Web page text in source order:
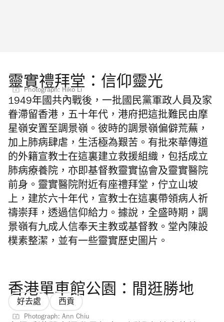
靈實禮拜堂：信仰靈光
Photograph: Hiko Li
1949年國共內戰後，一批國民黨軍政人員及家
眷滯留香港，五十年代，港府把這批難民由摩
星嶺安置至調景嶺。彼時的調景嶺偏僻荒蕪，
加上肺病肆虐，生活極為艱苦。有批來華傳道
的外籍宣教士在這裏建立救援組織，包括成立
肺病療養院，亦即基督教靈實協會及靈實醫院
前身。靈實醫院附近有座禮拜堂，佇立山坡
上，建於六十年代，宣教士在這裏帶領病人祈
禱崇拜，透過信仰給力。據說，全盛時期，調
景嶺有九成人信奉天主教或基督教。堂內陳設
樸素整潔，並有一些靈實歷史圖片。
香港單車館公園：閒逛勝地
好去處 西貢
Photograph: Ann Chiu